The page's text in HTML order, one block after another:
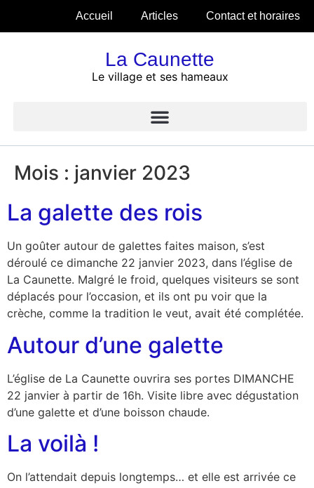
Accueil Articles Contact et horaires
La Caunette
Le village et ses hameaux
Mois : janvier 2023
La galette des rois
Un goûter autour de galettes faites maison, s’est
déroulé ce dimanche 22 janvier 2023, dans l’église de
La Caunette. Malgré le froid, quelques visiteurs se sont
déplacés pour l’occasion, et ils ont pu voir que la
crèche, comme la tradition le veut, avait été complétée.
Autour d’une galette
L’église de La Caunette ouvrira ses portes DIMANCHE
22 janvier à partir de 16h. Visite libre avec dégustation
d’une galette et d’une boisson chaude.
La voilà !
On l’attendait depuis longtemps… et elle est arrivée ce